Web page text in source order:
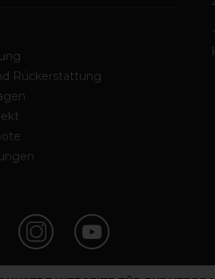
Rückerstattung